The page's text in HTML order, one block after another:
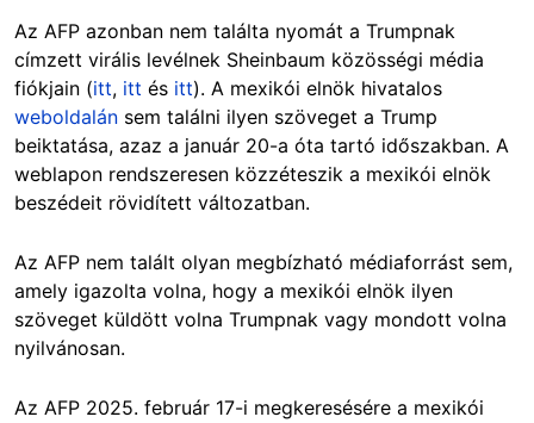
Az AFP azonban nem találta nyomát a Trumpnak
címzett virális levélnek Sheinbaum közösségi média
fiókjain (itt, itt és itt). A mexikói elnök hivatalos
weboldalán sem találni ilyen szöveget a Trump
beiktatása, azaz a január 20-a óta tartó időszakban. A
weblapon rendszeresen közzéteszik a mexikói elnök
beszédeit rövidített változatban.
Az AFP nem talált olyan megbízható médiaforrást sem,
amely igazolta volna, hogy a mexikói elnök ilyen
szöveget küldött volna Trumpnak vagy mondott volna
nyilvánosan.
Az AFP 2025. február 17-i megkeresésére a mexikói